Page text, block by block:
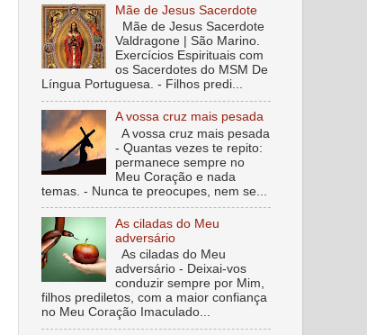
Mãe de Jesus Sacerdote
Mãe de Jesus Sacerdote
Valdragone | São Marino.
Exercícios Espirituais com
os Sacerdotes do MSM De
Língua Portuguesa. - Filhos predi...
A vossa cruz mais pesada
A vossa cruz mais pesada
- Quantas vezes te repito:
permanece sempre no
Meu Coração e nada
temas. - Nunca te preocupes, nem se...
As ciladas do Meu
adversário
As ciladas do Meu
adversário - Deixai-vos
conduzir sempre por Mim,
filhos prediletos, com a maior confiança
no Meu Coração Imaculado...